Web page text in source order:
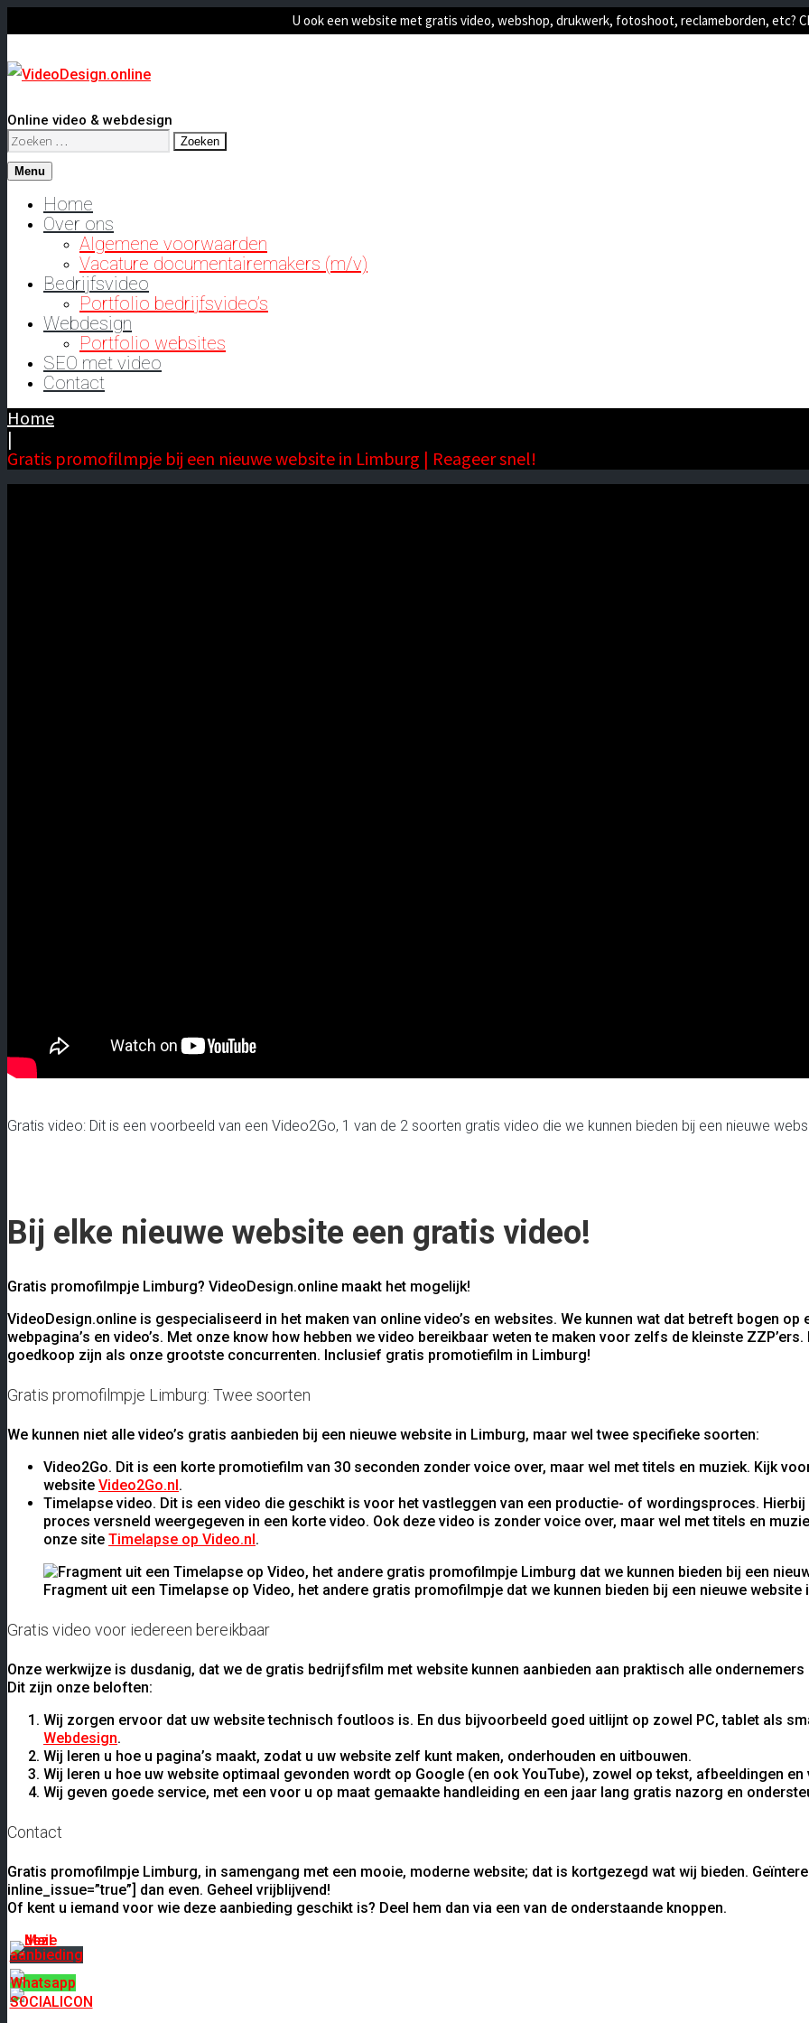
U ook een website met gratis video, webshop, drukwerk, fotoshoot, reclameborden, etc?
Online video & webdesign
Zoeken
naar:
Menu
Home
Over ons
Algemene voorwaarden
Vacature documentairemakers (m/v)
Bedrijfsvideo
Portfolio bedrijfsvideo’s
Webdesign
Portfolio websites
SEO met video
Contact
Home
|
Gratis promofilmpje bij een nieuwe website in Limburg | Reageer snel!
Gratis video: Dit is een voorbeeld van een Video2Go, 1 van de 2 soorten gratis video die we kunnen bieden bij een nieuwe
Bij elke nieuwe website een gratis video!
Gratis promofilmpje Limburg? VideoDesign.online maakt het mogelijk!
VideoDesign.online is gespecialiseerd in het maken van online video’s en websites. We kunnen wat dat betreft bogen op
webpagina’s en video’s. Met onze know how hebben we video bereikbaar weten te maken voor zelfs de kleinste
goedkoop zijn als onze grootste concurrenten. Inclusief gratis promotiefilm in Limburg!
Gratis promofilmpje Limburg: Twee soorten
We kunnen niet alle video’s gratis aanbieden bij een nieuwe website in Limburg, maar wel twee specifieke soorten:
Video2Go. Dit is een korte promotiefilm van 30 seconden zonder voice over, maar wel met titels en muziek. Kijk
website Video2Go.nl.
Timelapse video. Dit is een video die geschikt is voor het vastleggen van een productie- of wordingsproces.
proces versneld weergegeven in een korte video. Ook deze video is zonder voice over, maar wel met titels en
onze site Timelapse op Video.nl.
Fragment uit een Timelapse op Video, het andere gratis promofilmpje dat we kunnen bieden bij een nieuwe website
Gratis video voor iedereen bereikbaar
Onze werkwijze is dusdanig, dat we de gratis bedrijfsfilm met website kunnen aanbieden aan praktisch alle
Dit zijn onze beloften:
Wij zorgen ervoor dat uw website technisch foutloos is. En dus bijvoorbeeld goed uitlijnt op zowel PC, tablet als
Webdesign.
Wij leren u hoe u pagina’s maakt, zodat u uw website zelf kunt maken, onderhouden en uitbouwen.
Wij leren u hoe uw website optimaal gevonden wordt op Google (en ook YouTube), zowel op tekst, afbeeldingen en
Wij geven goede service, met een voor u op maat gemaakte handleiding en een jaar lang gratis nazorg en
Contact
Gratis promofilmpje Limburg, in samengang met een mooie, moderne website; dat is kortgezegd wat wij bieden.
inline_issue=”true”] dan even. Geheel vrijblijvend!
Of kent u iemand voor wie deze aanbieding geschikt is? Deel hem dan via een van de onderstaande knoppen.